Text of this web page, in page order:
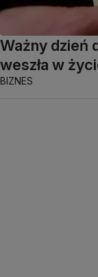
Ważny dzień
weszła w
BIZNES